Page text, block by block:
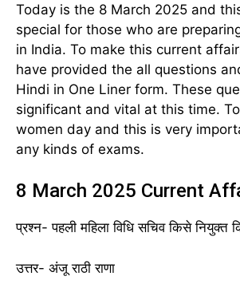
Today is the 8 March 2025 and
special for those who are
in India. To make this current
have provided the all questions
Hindi in One Liner form. These
significant and vital at this time.
women day and this is very
any kinds of exams.
8 March 2025 Current
प्रश्न- पहली महिला विधि सचिव किसे नियुक्त
उत्तर- अंजू राठी राणा